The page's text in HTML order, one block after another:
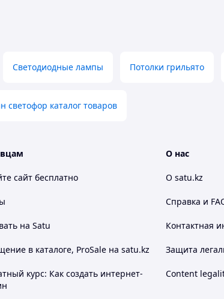
Светодиодные лампы Потолки грильято
светофор каталог товаров
сайт бесплатно
на Satu
в каталоге, ProSale на satu.kz
курс: Как создать интернет-
О нас
О satu.kz
Справка и
Контактная
Защита
Content